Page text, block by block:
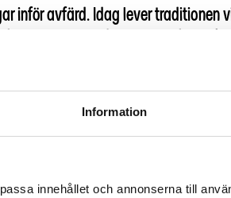
Information
innehållet och annonserna till
inför avfärd. Idag lever
sport, mode, livsstil och mycket